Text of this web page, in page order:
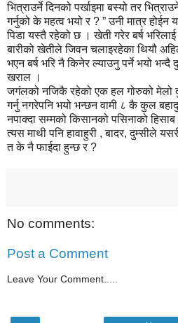
भित्राउर्ने दिनको पर्खाइमा बस्यो तर
गर्नुको के महत्व भयो र ? ” उनी मात्र होईन
पिडा यस्तै रहेको छ । खेती गरेर बर्ष
बारीको खेतीले जिवन चलाइरहेका थियौ
भएन बर्ष भरि नै किनेर ल्याउनु पर्ने भयो भन्दै
खराल ।
जगंलको नजिकै रहेको एक हल गोरुको मेलो
गर्नु नगरेपनि भयो भन्छन वामी ८ कै कुल
नपाक्दा सम्मको किसानको पसिनाको
त्यस माथी पनि हावाहुरी , बादर, दुम्सीले
त के नै फाईदा हुन्छ र ?
No comments:
Post a Comment
Leave Your Comment.....